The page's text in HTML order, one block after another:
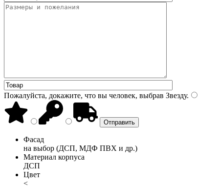
Пожалуйста, докажите, что вы человек, выбрав Звезду.
Фасад
на выбор (ДСП, МДФ ПВХ и др.)
Материал корпуса
ДСП
Цвет
<